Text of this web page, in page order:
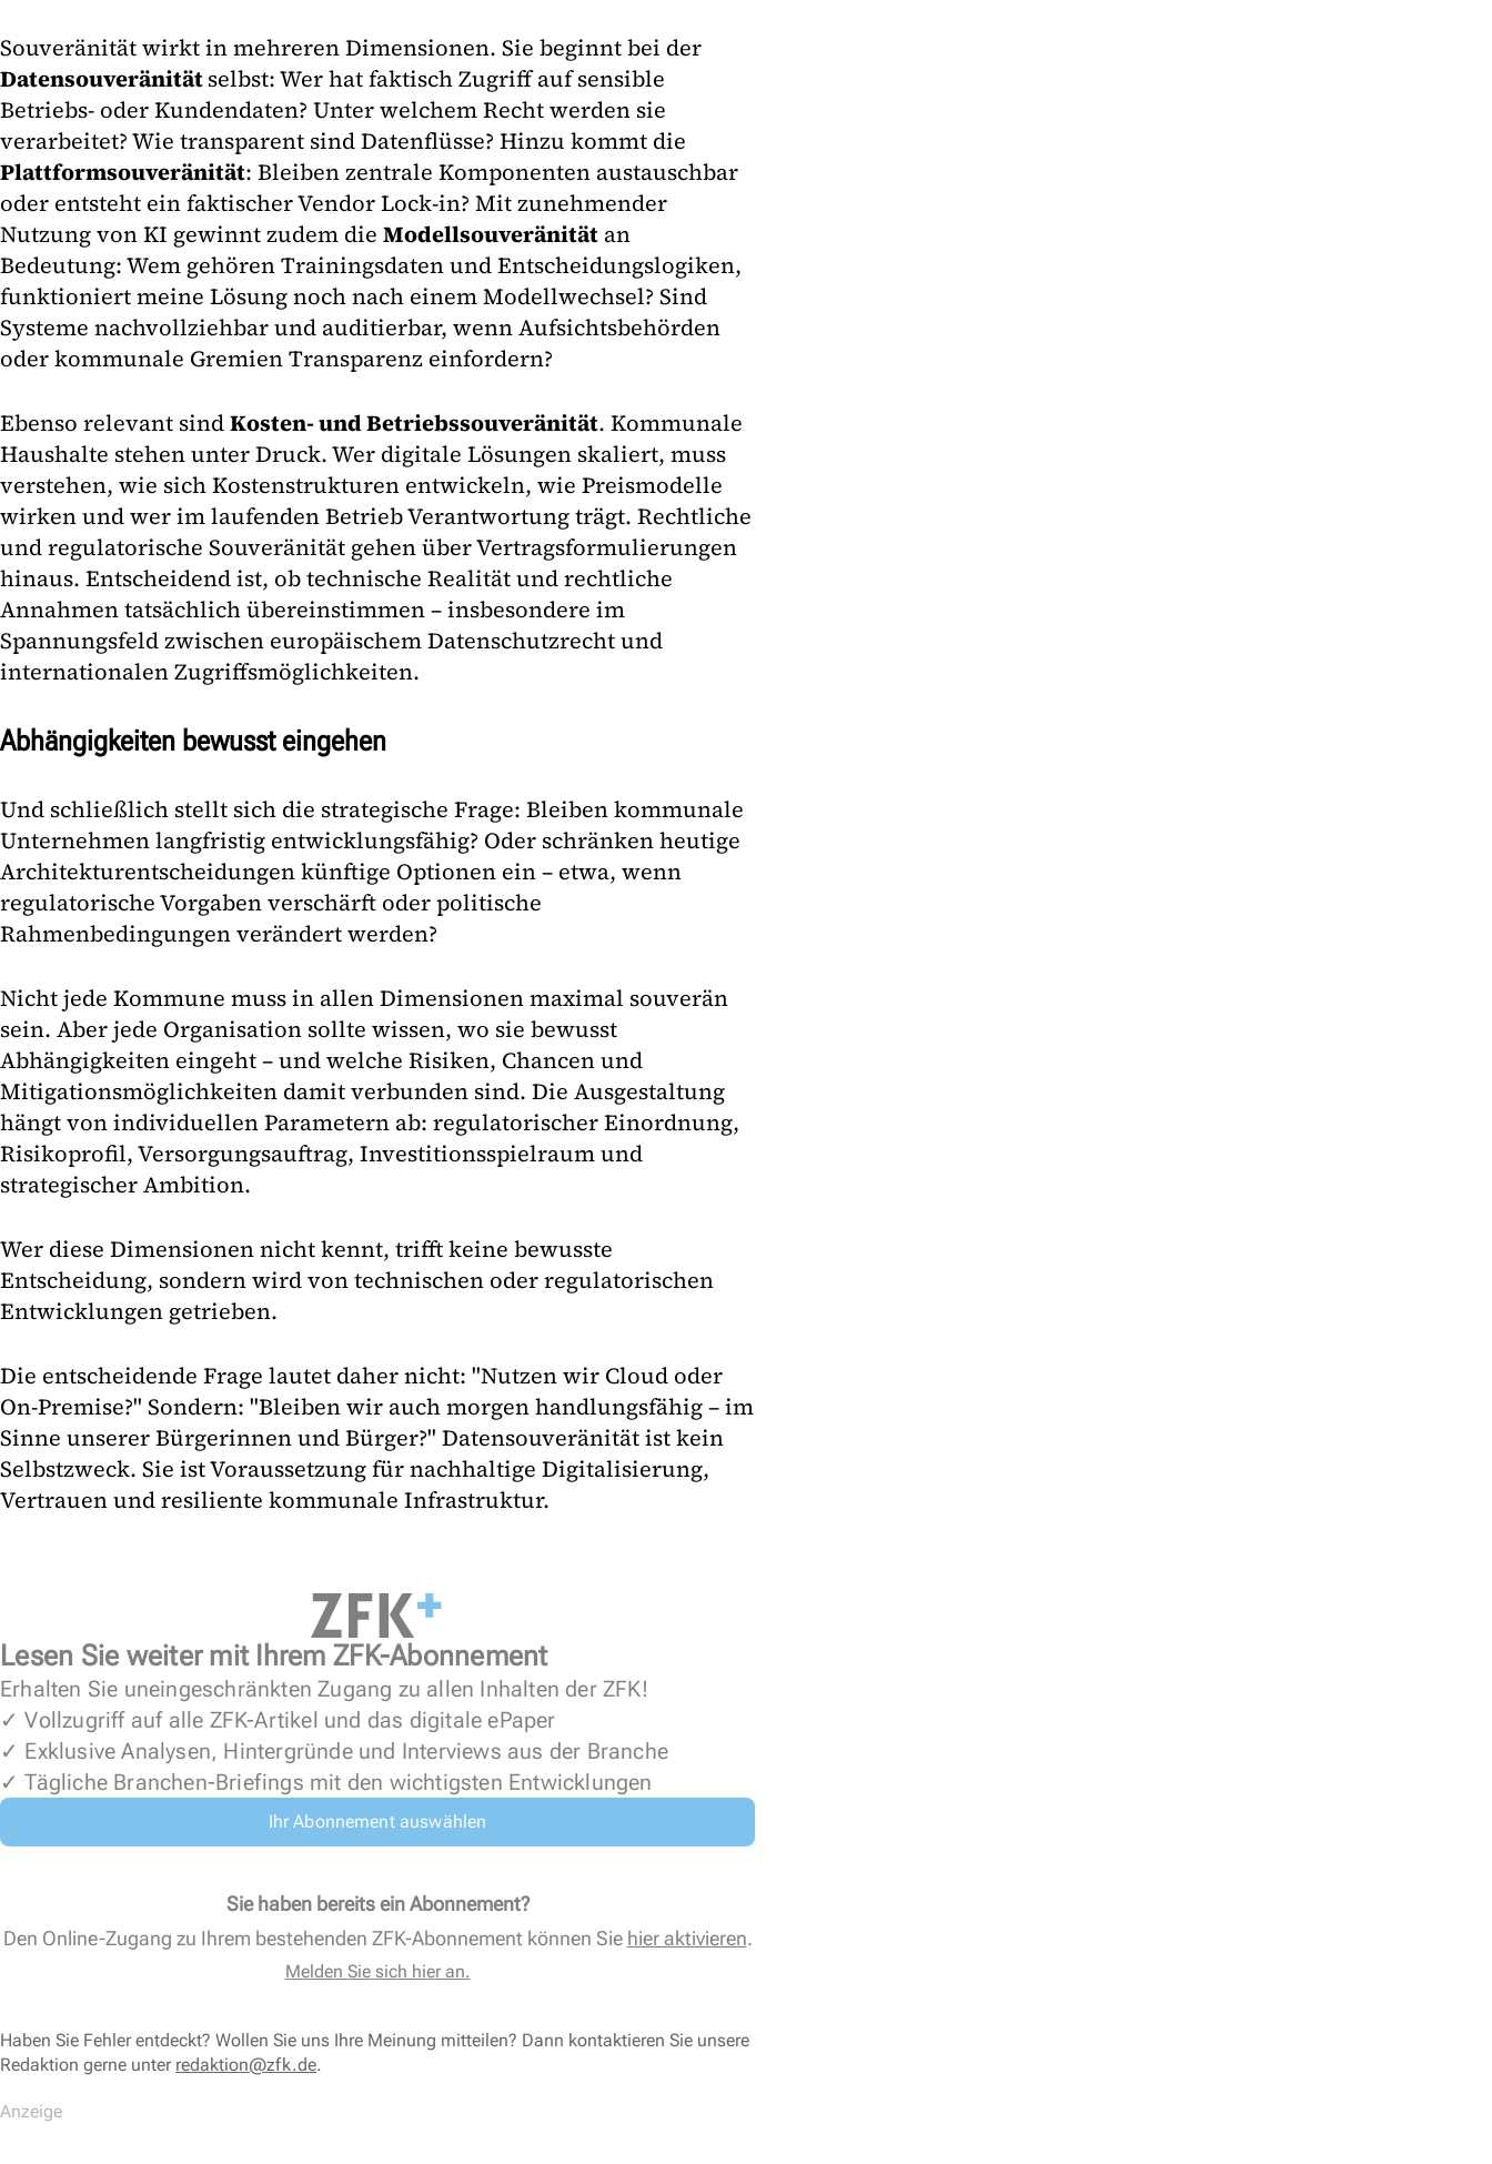
Souveränität wirkt in mehreren Dimensionen. Sie beginnt bei der
Datensouveränitätselbst: Wer hat faktisch Zugriff auf sensible
Betriebs- oder Kundendaten? Unter welchem Recht werden sie
verarbeitet? Wie transparent sind Datenflüsse? Hinzu kommt die
Plattformsouveränität: Bleiben zentrale Komponenten austauschbar
oder entsteht ein faktischer Vendor Lock-in? Mit zunehmender
Nutzung von KI gewinnt zudem die Modellsouveränität an
Bedeutung: Wem gehören Trainingsdaten und Entscheidungslogiken,
funktioniert meine Lösung noch nach einem Modellwechsel? Sind
Systeme nachvollziehbar und auditierbar, wenn Aufsichtsbehörden
oder kommunale Gremien Transparenz einfordern?
Ebenso relevant sindKosten- und Betriebssouveränität. Kommunale
Haushalte stehen unter Druck. Wer digitale Lösungen skaliert, muss
verstehen, wie sich Kostenstrukturen entwickeln, wie Preismodelle
wirken und wer im laufenden Betrieb Verantwortung trägt. Rechtliche
und regulatorische Souveränität gehen über Vertragsformulierungen
hinaus. Entscheidend ist, ob technische Realität und rechtliche
Annahmen tatsächlich übereinstimmen – insbesondere im
Spannungsfeld zwischen europäischem Datenschutzrecht und
internationalen Zugriffsmöglichkeiten.
Abhängigkeiten bewusst eingehen
Und schließlich stellt sich die strategische Frage: Bleiben kommunale
Unternehmen langfristig entwicklungsfähig? Oder schränken heutige
Architekturentscheidungen künftige Optionen ein – etwa, wenn
regulatorische Vorgaben verschärft oder politische
Rahmenbedingungen verändert werden?
Nicht jede Kommune muss in allen Dimensionen maximal souverän
sein. Aber jede Organisation sollte wissen, wo sie bewusst
Abhängigkeiten eingeht – und welche Risiken, Chancen und
Mitigationsmöglichkeiten damit verbunden sind. Die Ausgestaltung
hängt von individuellen Parametern ab: regulatorischer Einordnung,
Risikoprofil, Versorgungsauftrag, Investitionsspielraum und
strategischer Ambition.
Wer diese Dimensionen nicht kennt, trifft keine bewusste
Entscheidung, sondern wird von technischen oder regulatorischen
Entwicklungen getrieben.
Die entscheidende Frage lautet daher nicht: "Nutzen wir Cloud oder
On-Premise?" Sondern: "Bleiben wir auch morgen handlungsfähig – im
Sinne unserer Bürgerinnen und Bürger?" Datensouveränität ist kein
Selbstzweck. Sie ist Voraussetzung für nachhaltige Digitalisierung,
Vertrauen und resiliente kommunale Infrastruktur.
Lesen Sie weiter mit Ihrem ZFK-Abonnement
Erhalten Sie uneingeschränkten Zugang zu allen Inhalten der ZFK!
✓ Vollzugriff auf alle ZFK-Artikel und das digitale ePaper
✓ Exklusive Analysen, Hintergründe und Interviews aus der Branche
✓ Tägliche Branchen-Briefings mit den wichtigsten Entwicklungen
Ihr Abonnement auswählen
Sie haben bereits ein Abonnement?
Den Online-Zugang zu Ihrem bestehenden ZFK-Abonnement können Sie hier aktivieren.
Melden Sie sich hier an.
Haben Sie Fehler entdeckt? Wollen Sie uns Ihre Meinung mitteilen? Dann kontaktieren Sie unsere
Redaktion gerne unter redaktion@zfk.de.